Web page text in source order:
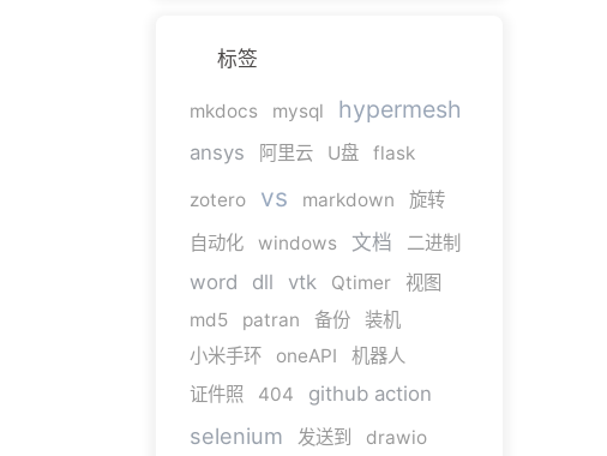
标签
mkdocs mysql hypermesh
ansys 阿里云 U盘 flask
zotero vs markdown
旋转
自动化
windows 文档 二进制
word dll vtk Qtimer
视图
md5
patran 备份
装机
小米手环
oneAPI
机器人
证件照
404 github action
selenium 发送到
drawio